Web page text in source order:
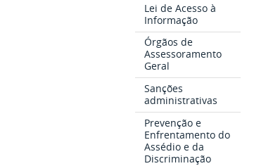
Lei de Acesso à
Informação
Órgãos de
Assessoramento
Geral
Sanções
administrativas
Prevenção e
Enfrentamento do
Assédio e da
Discriminação